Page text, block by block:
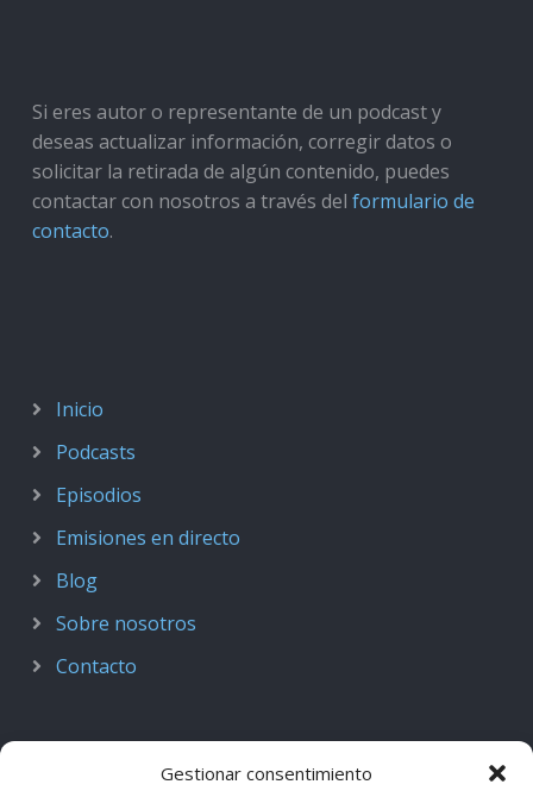
Gestionar consentimiento
Si eres autor o representante de un podcast y
deseas actualizar información, corregir datos o
solicitar la retirada de algún contenido, puedes
contactar con nosotros a través del formulario de
contacto.
Inicio
Podcasts
Episodios
Emisiones en directo
Blog
Sobre nosotros
Contacto